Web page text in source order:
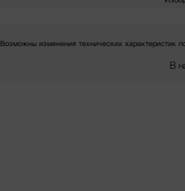
Возможны изменения технических характеристик
В